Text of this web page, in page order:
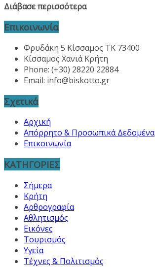
Διάβασε περισσότερα
Επικοινωνία
Φρυδάκη 5 Κίσσαμος ΤΚ 73400
Κίσσαμος Χανιά Κρήτη
Phone: (+30) 28220 22884
Email: info@biskotto.gr
Σχετικά
Αρχική
Απόρρητο & Προσωπικά Δεδομένα
Επικοινωνία
ΚΑΤΗΓΟΡΙΕΣ
Σήμερα
Κρήτη
Αρθρογραφία
Αθλητισμός
Εικόνες
Τουρισμός
Υγεία
Τέχνες & Πολιτισμός